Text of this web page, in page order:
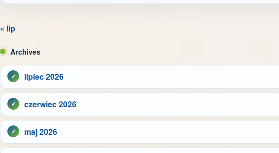
« lip
Archives
lipiec 2026
czerwiec 2026
maj 2026